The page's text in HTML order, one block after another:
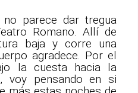
parece dar tregua
Romano. Allí de
baja y corre una
agradece. Por el
la cuesta hacia la
voy pensando en si